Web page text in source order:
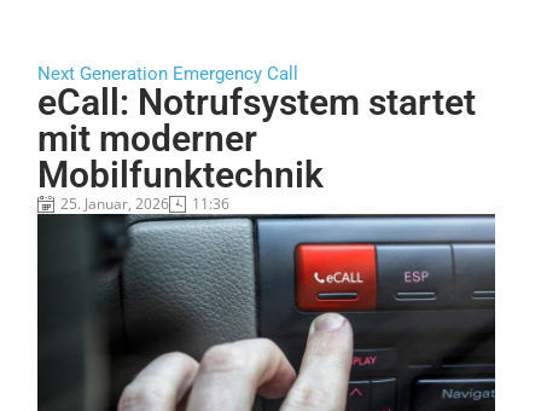
Next Generation Emergency Call
eCall: Notrufsystem startet
mit moderner
Mobilfunktechnik
25. Januar, 2026 11:36